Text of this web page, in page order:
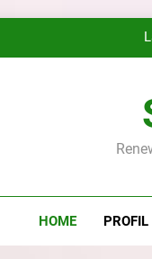
HOME PROFIL